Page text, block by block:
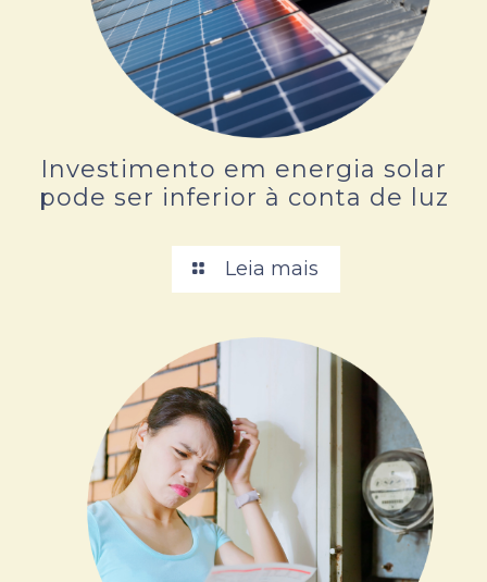
Investimento em energia solar
pode ser inferior à conta de luz
Leia mais